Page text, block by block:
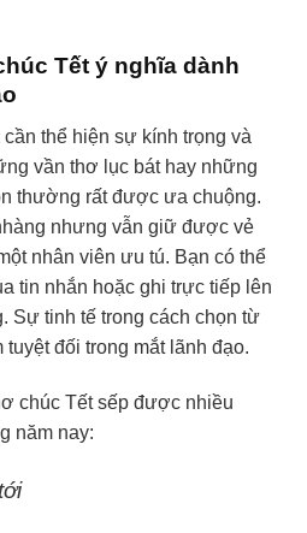
Tết ý nghĩa dành
thể hiện sự kính trọng và
vần thơ lục bát hay những
thường rất được ưa chuộng.
nhưng vẫn giữ được vẻ
nhân viên ưu tú. Bạn có thể
tin nhắn hoặc ghi trực tiếp lên
Sự tinh tế trong cách chọn từ
đối trong mắt lãnh đạo.
chúc Tết sếp được nhiều
năm nay: